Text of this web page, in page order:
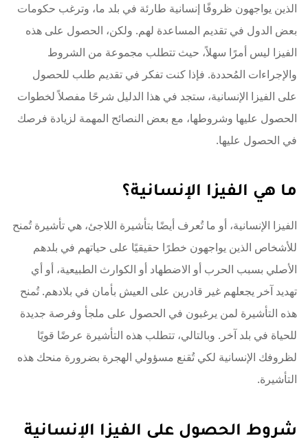
الذين يواجهون ظروفًا إنسانية طارئة في بلد ما، وترغب حكومات
بعض الدول في تقديم المساعدة لهم. ولكن، الحصول على هذه
الفيزا ليس أمرًا سهلاً، حيث تتطلب مجموعة من الشروط
والإجراءات المُحددة. فإذا كنت تفكر في تقديم طلب للحصول
على الفيزا الإنسانية، ستجد في هذا الدليل شرحًا مفصلاً لخطوات
الحصول عليها وشروطها، مع بعض النصائح المهمة لزيادة فرصك
في الحصول عليها.
ما هي الفيزا الإنسانية؟
الفيزا الإنسانية، أو ما تُعرف أيضًا بتأشيرة اللاجئ، هي تأشيرة تُمنح
للأشخاص الذين يواجهون خطرًا حقيقيًا على حياتهم في بلدهم
الأصلي بسبب الحرب أو الاضطهاد أو الكوارث الطبيعية، أو أي
تهديد آخر يجعلهم غير قادرين على العيش بأمان في بلادهم. تُمنح
هذه التأشيرة لمن يرغبون في الحصول على ملجأ وفرصة جديدة
للحياة في بلد آخر. وبالتالي، تتطلب هذه التأشيرة عرضًا قويًا
لظروفك الإنسانية لكي تُقنع مسؤولي الهجرة بضرورة منحك هذه
التأشيرة.
شروط الحصول على الفيزا الإنسانية